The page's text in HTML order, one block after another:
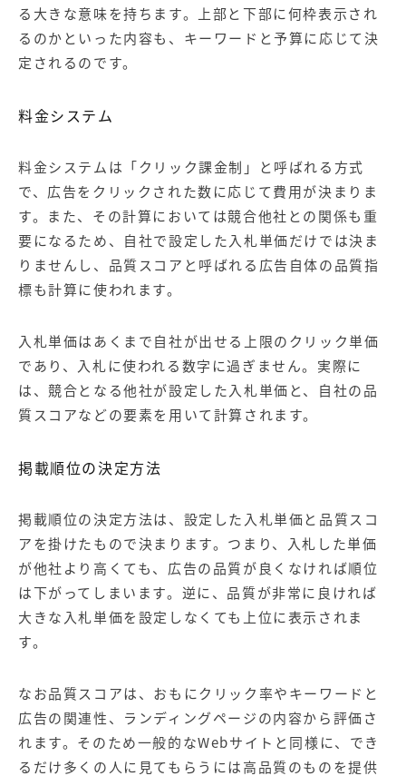
る大きな意味を持ちます。上部と下部に何枠表示され
るのかといった内容も、キーワードと予算に応じて決
定されるのです。
料金システム
料金システムは「クリック課金制」と呼ばれる方式
で、広告をクリックされた数に応じて費用が決まりま
す。また、その計算においては競合他社との関係も重
要になるため、自社で設定した入札単価だけでは決ま
りませんし、品質スコアと呼ばれる広告自体の品質指
標も計算に使われます。
入札単価はあくまで自社が出せる上限のクリック単価
であり、入札に使われる数字に過ぎません。実際に
は、競合となる他社が設定した入札単価と、自社の品
質スコアなどの要素を用いて計算されます。
掲載順位の決定方法
掲載順位の決定方法は、設定した入札単価と品質スコ
アを掛けたもので決まります。つまり、入札した単価
が他社より高くても、広告の品質が良くなければ順位
は下がってしまいます。逆に、品質が非常に良ければ
大きな入札単価を設定しなくても上位に表示されま
す。
なお品質スコアは、おもにクリック率やキーワードと
広告の関連性、ランディングページの内容から評価さ
れます。そのため一般的なWebサイトと同様に、でき
るだけ多くの人に見てもらうには高品質のものを提供